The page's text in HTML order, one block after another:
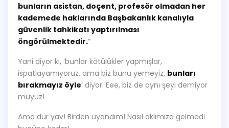
bunların asistan, doçent, profesör olmadan her
kademede haklarında Başbakanlık kanalıyla
güvenlik tahkikatı yaptırılması
öngörülmektedir.”
Yani diyor ki, ‘bunlar kötülükler yapmışlar,
ispatlayamıyoruz, ama biz bunu yemeyiz, bunları
bırakmayız öyle’ diyor. Eee, biz de aynı şeyi demiyor
muyuz!
Ama dur yav! Birden uyandım! Nasıl aklımıza gelmedi